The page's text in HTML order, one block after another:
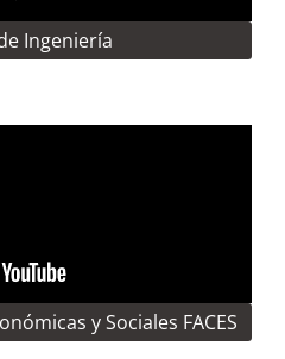
Ingeniería
y Sociales FACES